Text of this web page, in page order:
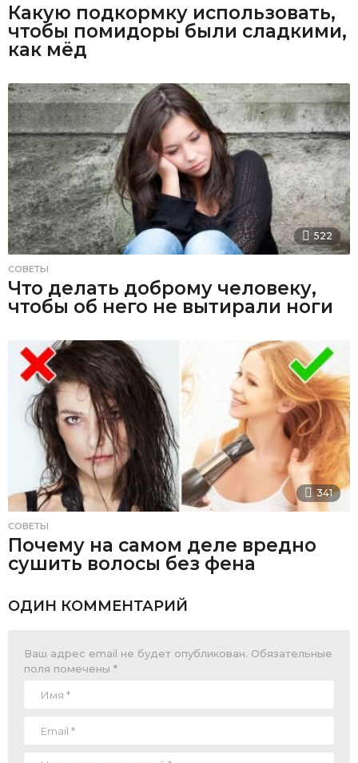
Какую подкормку использовать,
чтобы помидоры были сладкими,
как мёд
522
СОВЕТЫ
Что делать доброму человеку,
чтобы об него не вытирали ноги
341
СОВЕТЫ
Почему на самом деле вредно
сушить волосы без фена
ОДИН КОММЕНТАРИЙ
Ваш адрес email не будет опубликован. Обязательные
поля помечены *